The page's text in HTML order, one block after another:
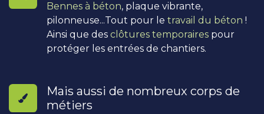
Bennes à béton, plaque vibrante,
pilonneuse...Tout pour le travail du béton !
Ainsi que des clôtures temporaires pour
protéger les entrées de chantiers.
Mais aussi de nombreux corps de
métiers